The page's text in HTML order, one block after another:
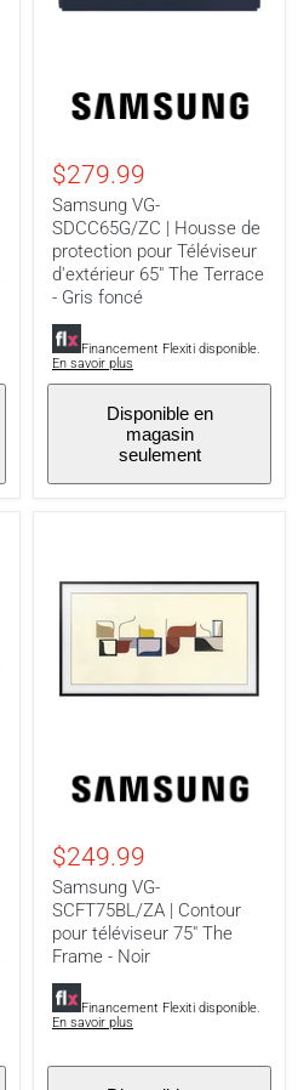
VG-
SDCC65G/ZC
de
protection
pour
Téléviseur
d'extérieur
65"
The
Terrace
Gris
foncé
$279.99
Samsung VG-
SDCC65G/ZC | Housse de
protection pour Téléviseur
d'extérieur 65" The Terrace
- Gris foncé
Financement Flexiti disponible.
En savoir plus
Disponible en
magasin
seulement
VG-
SCFT75BL/ZA
pour
téléviseur
75"
The
Frame
$249.99
Samsung VG-
SCFT75BL/ZA | Contour
pour téléviseur 75" The
Frame - Noir
Financement Flexiti disponible.
En savoir plus